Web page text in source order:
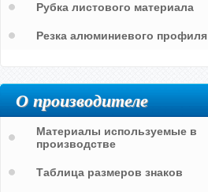
Рубка листового материала
Резка алюминиевого профиля
О производителе
Материалы используемые в
производстве
Таблица размеров знаков